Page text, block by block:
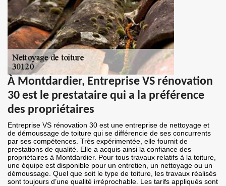
À Montdardier, Entreprise VS rénovation
30 est le prestataire qui a la préférence
des propriétaires
Entreprise VS rénovation 30 est une entreprise de nettoyage et
de démoussage de toiture qui se différencie de ses concurrents
par ses compétences. Très expérimentée, elle fournit de
prestations de qualité. Elle a acquis ainsi la confiance des
propriétaires à Montdardier. Pour tous travaux relatifs à la toiture,
une équipe est disponible pour un entretien, un nettoyage ou un
démoussage. Quel que soit le type de toiture, les travaux réalisés
sont toujours d’une qualité irréprochable. Les tarifs appliqués sont